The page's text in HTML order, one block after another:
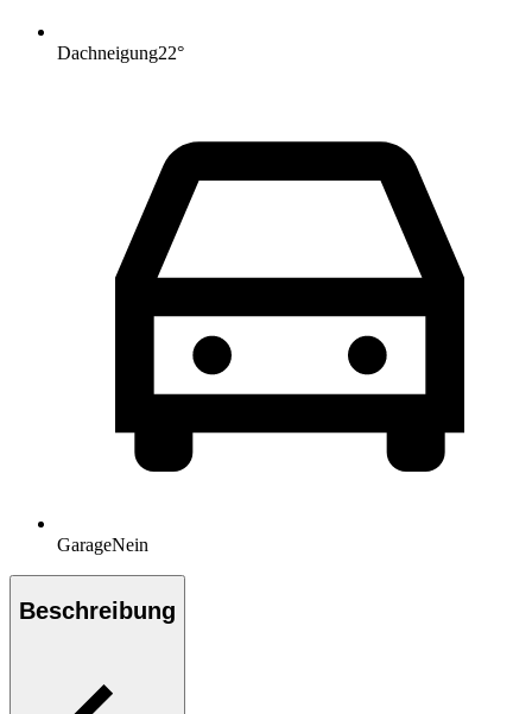
Dachneigung22°
GarageNein
Beschreibung